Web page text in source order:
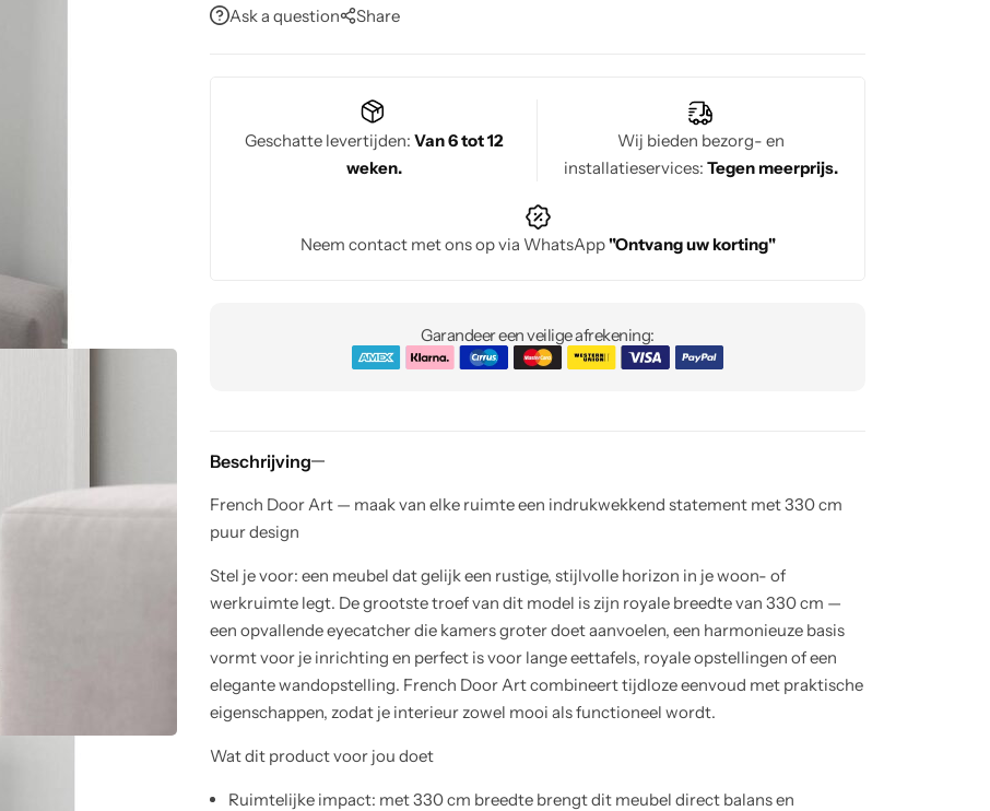
Ask a question
Share
Geschatte levertijden: Van 6 tot 12
weken.
Wij bieden bezorg- en
installatieservices: Tegen meerprijs.
Neem contact met ons op via WhatsApp"Ontvang uw korting"
Garandeer een veilige afrekening:
Beschrijving
French Door Art — maak van elke ruimte een indrukwekkend statement met 330 cm
puur design
Stel je voor: een meubel dat gelijk een rustige, stijlvolle horizon in je woon- of
werkruimte legt. De grootste troef van dit model is zijn royale breedte van 330 cm —
een opvallende eyecatcher die kamers groter doet aanvoelen, een harmonieuze basis
vormt voor je inrichting en perfect is voor lange eettafels, royale opstellingen of een
elegante wandopstelling. French Door Art combineert tijdloze eenvoud met praktische
eigenschappen, zodat je interieur zowel mooi als functioneel wordt.
Wat dit product voor jou doet
Ruimtelijke impact: met 330 cm breedte brengt dit meubel direct balans en